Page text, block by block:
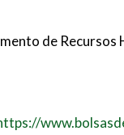
de Recursos